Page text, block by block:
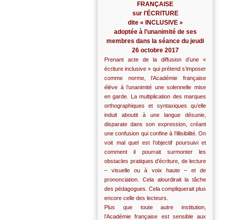
FRANÇAISE
sur l'ÉCRITURE
dite « INCLUSIVE »
adoptée à l’unanimité de ses
membres dans la séance du jeudi
26 octobre 2017
Prenant acte de la diffusion d’une «
écriture inclusive » qui prétend s’imposer
comme norme, l’Académie française
élève à l’unanimité une solennelle mise
en garde. La multiplication des marques
orthographiques et syntaxiques qu’elle
induit aboutit à une langue désunie,
disparate dans son expression, créant
une confusion qui confine à l’illisibilité. On
voit mal quel est l’objectif poursuivi et
comment il pourrait surmonter les
obstacles pratiques d’écriture, de lecture
– visuelle ou à voix haute – et de
prononciation. Cela alourdirait la tâche
des pédagogues. Cela compliquerait plus
encore celle des lecteurs.
Plus que toute autre institution,
l’Académie française est sensible aux